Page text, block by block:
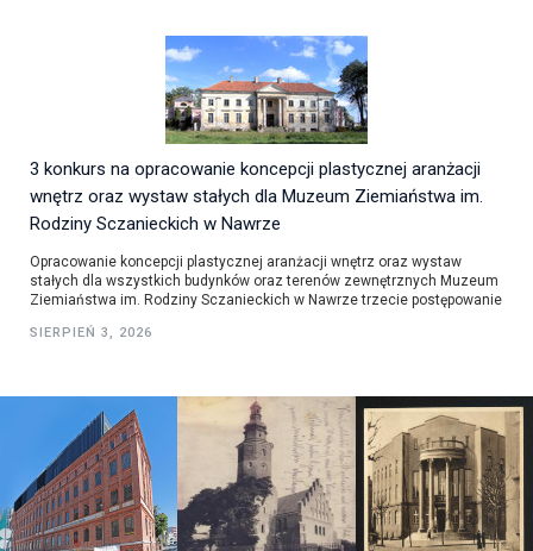
3 konkurs na opracowanie koncepcji plastycznej aranżacji
wnętrz oraz wystaw stałych dla Muzeum Ziemiaństwa im.
Rodziny Sczanieckich w Nawrze
Opracowanie koncepcji plastycznej aranżacji wnętrz oraz wystaw
stałych dla wszystkich budynków oraz terenów zewnętrznych Muzeum
Ziemiaństwa im. Rodziny Sczanieckich w Nawrze trzecie postępowanie
SIERPIEŃ 3, 2026